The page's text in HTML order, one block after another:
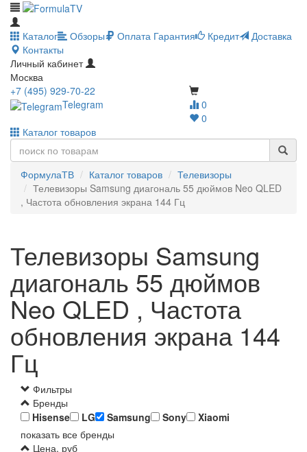
Каталог Обзоры Оплата Гарантия Кредит
Доставка
Контакты
Личный кабинет
Москва
0
0
+7 (495) 929-70-22
Telegram
Каталог товаров
ФормулаТВ Каталог товаров
Телевизоры
Телевизоры Samsung диагональ 55 дюймов Neo QLED
, Частота обновления экрана 144 Гц
Телевизоры Samsung
диагональ 55 дюймов
Neo QLED , Частота
обновления экрана 144
Гц
Фильтры
Бренды
Hisense
LG Samsung Sony
Xiaomi
показать все бренды
Цена, руб